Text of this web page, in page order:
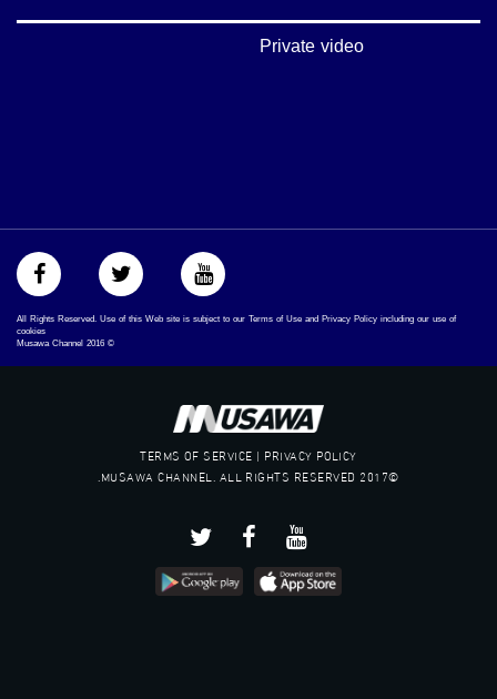
Private video
All Rights Reserved. Use of this Web site is subject to our Terms of Use and Privacy Policy including our use of
cookies
©
2016
TERMS OF SERVICE | PRIVACY POLICY
©2017 MUSAWA CHANNEL. ALL RIGHTS RESERVED.